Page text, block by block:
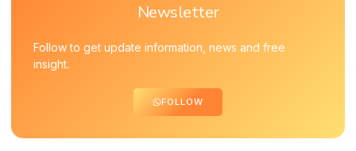
Newsletter
Follow to get update information, news and free
insight.
FOLLOW